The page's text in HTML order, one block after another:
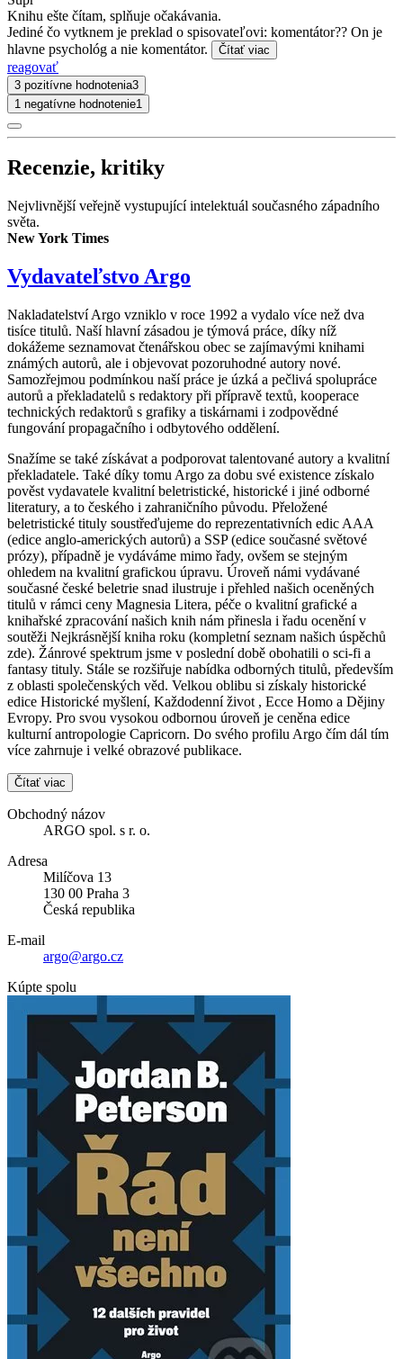
Knihu ešte čítam, splňuje očakávania.
Jediné čo vytknem je preklad o spisovateľovi: komentátor?? On je
hlavne psychológ a nie komentátor.
Čítať viac
reagovať
3 pozitívne hodnotenia3
1 negatívne hodnotenie1
Recenzie, kritiky
Nejvlivnější veřejně vystupující intelektuál současného západního
světa.
New York Times
Vydavateľstvo Argo
Nakladatelství Argo vzniklo v roce 1992 a vydalo více než dva
tisíce titulů. Naší hlavní zásadou je týmová práce, díky níž
dokážeme seznamovat čtenářskou obec se zajímavými knihami
známých autorů, ale i objevovat pozoruhodné autory nové.
Samozřejmou podmínkou naší práce je úzká a pečlivá spolupráce
autorů a překladatelů s redaktory při přípravě textů, kooperace
technických redaktorů s grafiky a tiskárnami i zodpovědné
fungování propagačního i odbytového oddělení.
Snažíme se také získávat a podporovat talentované autory a kvalitní
překladatele. Také díky tomu Argo za dobu své existence získalo
pověst vydavatele kvalitní beletristické, historické i jiné odborné
literatury, a to českého i zahraničního původu. Přeložené
beletristické tituly soustřeďujeme do reprezentativních edic AAA
(edice anglo-amerických autorů) a SSP (edice současné světové
prózy), případně je vydáváme mimo řady, ovšem se stejným
ohledem na kvalitní grafickou úpravu. Úroveň námi vydávané
současné české beletrie snad ilustruje i přehled našich oceněných
titulů v rámci ceny Magnesia Litera, péče o kvalitní grafické a
knihařské zpracování našich knih nám přinesla i řadu ocenění v
soutěži Nejkrásnější kniha roku (kompletní seznam našich úspěchů
zde). Žánrové spektrum jsme v poslední době obohatili o sci-fi a
fantasy tituly. Stále se rozšiřuje nabídka odborných titulů, především
z oblasti společenských věd. Velkou oblibu si získaly historické
edice Historické myšlení, Každodenní život , Ecce Homo a Dějiny
Evropy. Pro svou vysokou odbornou úroveň je ceněna edice
kulturní antropologie Capricorn. Do svého profilu Argo čím dál tím
více zahrnuje i velké obrazové publikace.
Čítať viac
Obchodný názov
ARGO spol. s r. o.
Adresa
Milíčova 13
130 00 Praha 3
Česká republika
E-mail
argo@argo.cz
Kúpte spolu